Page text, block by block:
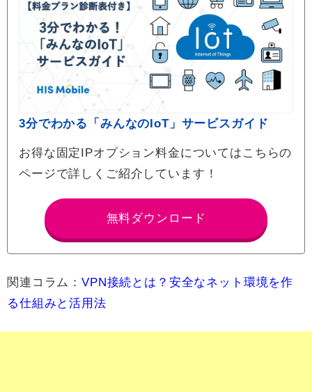
3分でわかる「みんなのIoT」サービスガイド
お得な固定IPオプション料金についてはこちらの
ページで詳しくご紹介しています！
無料ダウンロード
関連コラム：VPN接続とは？安全なネット環境を作
る仕組みと活用法